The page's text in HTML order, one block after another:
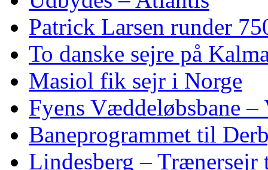
Patrick Larsen runder
To danske sejre på
Masiol fik sejr i Norge
Fyens Væddeløbsbane
Baneprogrammet til
Lindesberg – Trænersejr